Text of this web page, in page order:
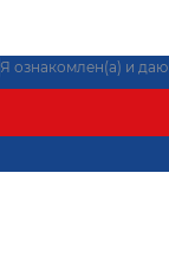
Я ознакомлен(а) и даю